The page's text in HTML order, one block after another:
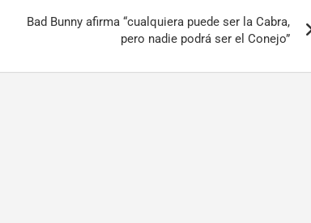
Bad Bunny afirma “cualquiera puede ser la Cabra,
pero nadie podrá ser el Conejo”